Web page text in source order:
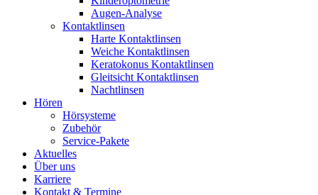
Augen-Analyse
Kontaktlinsen
Harte Kontaktlinsen
Weiche Kontaktlinsen
Keratokonus Kontaktlinsen
Gleitsicht Kontaktlinsen
Nachtlinsen
Hören
Hörsysteme
Zubehör
Service-Pakete
Aktuelles
Über uns
Karriere
Kontakt & Termine